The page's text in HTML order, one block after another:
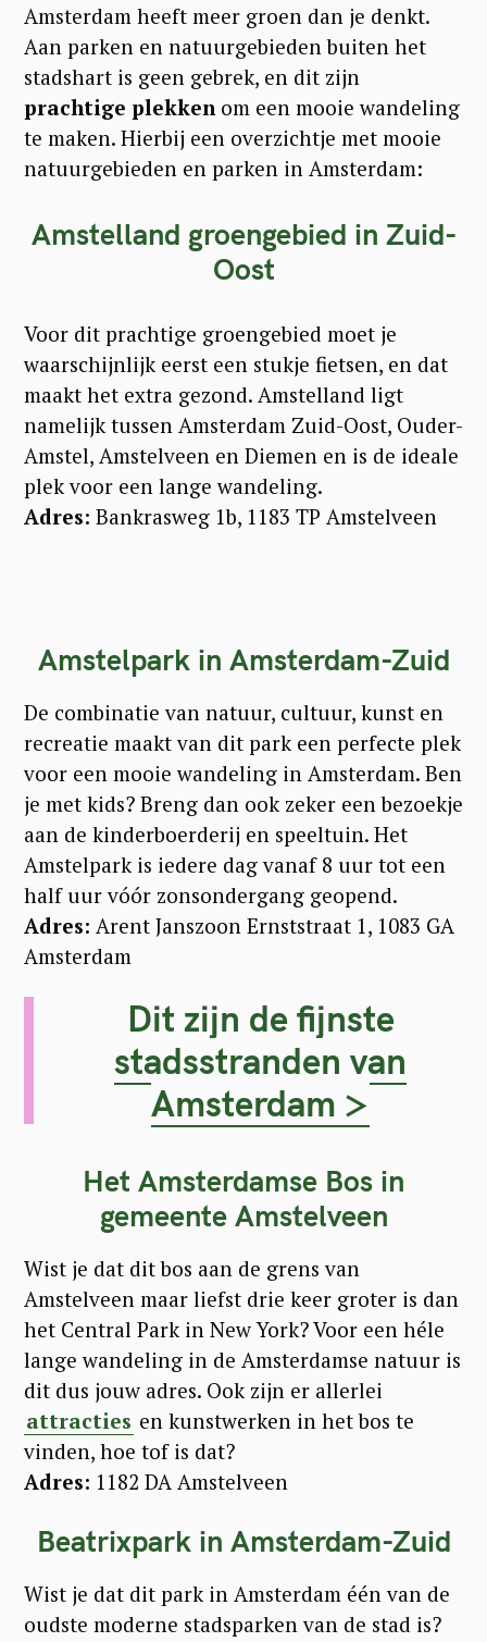
Amsterdam heeft meer groen dan je denkt.
Aan parken en natuurgebieden buiten het
stadshart is geen gebrek, en dit zijn
prachtige plekken om een mooie wandeling
te maken. Hierbij een overzichtje met mooie
natuurgebieden en parken in Amsterdam:
Amstelland groengebied in Zuid-
Oost
Voor dit prachtige groengebied moet je
waarschijnlijk eerst een stukje fietsen, en dat
maakt het extra gezond. Amstelland ligt
namelijk tussen Amsterdam Zuid-Oost, Ouder-
Amstel, Amstelveen en Diemen en is de ideale
plek voor een lange wandeling.
Adres: Bankrasweg 1b, 1183 TP Amstelveen
Amstelpark in Amsterdam-Zuid
De combinatie van natuur, cultuur, kunst en
recreatie maakt van dit park een perfecte plek
voor een mooie wandeling in Amsterdam. Ben
je met kids? Breng dan ook zeker een bezoekje
aan de kinderboerderij en speeltuin. Het
Amstelpark is iedere dag vanaf 8 uur tot een
half uur vóór zonsondergang geopend.
Adres: Arent Janszoon Ernststraat 1, 1083 GA
Amsterdam
Dit zijn de fijnste
stadsstranden van
Amsterdam >
Het Amsterdamse Bos in
gemeente Amstelveen
Wist je dat dit bos aan de grens van
Amstelveen maar liefst drie keer groter is dan
het Central Park in New York? Voor een héle
lange wandeling in de Amsterdamse natuur is
dit dus jouw adres. Ook zijn er allerlei
attracties en kunstwerken in het bos te
vinden, hoe tof is dat?
Adres: 1182 DA Amstelveen
Beatrixpark in Amsterdam-Zuid
Wist je dat dit park in Amsterdam één van de
oudste moderne stadsparken van de stad is?